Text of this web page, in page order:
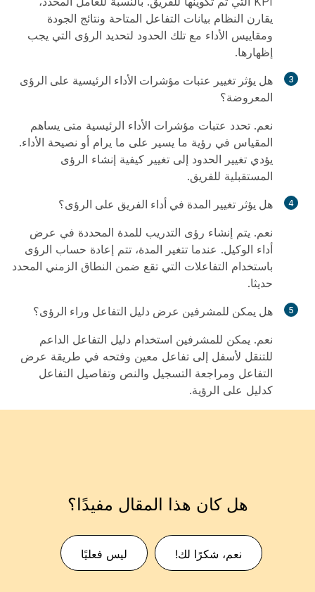
يقارن النظام بيانات التفاعل المتاحة ونتائج الجودة
ومقاييس الأداء مع تلك الحدود لتحديد الرؤى التي يجب
إظهارها.
هل يؤثر تغيير عتبات مؤشرات الأداء الرئيسية على الرؤى
المعروضة؟
نعم. تحدد عتبات مؤشرات الأداء الرئيسية متى يساهم
المقياس في رؤية ما يسير على ما يرام أو نصيحة الأداء.
يؤدي تغيير الحدود إلى تغيير كيفية إنشاء الرؤى
المستقبلية للفريق.
هل يؤثر تغيير المدة في أداء الفريق على الرؤى؟
نعم. يتم إنشاء رؤى التدريب للمدة المحددة في عرض
أداء الوكيل. عندما تتغير المدة، تتم إعادة حساب الرؤى
باستخدام التفاعلات التي تقع ضمن النطاق الزمني المحدد
حديثا.
هل يمكن للمشرفين عرض دليل التفاعل وراء الرؤى؟
نعم. يمكن للمشرفين استخدام دليل التفاعل الداعم
للتنقل لأسفل إلى تفاعل معين وفتحه في طريقة عرض
التفاعل ومراجعة التسجيل والنص وتفاصيل التفاعل
كدليل على الرؤية.
هل كان هذا المقال مفيدًا؟
نعم، شكرًا لك! ليس فعليًا